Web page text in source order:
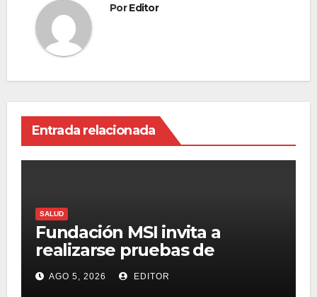
PorEditor
Entrada relacionada
SALUD
Fundación MSI invita a
realizarse pruebas de
detección de ITS tras la
temporada futbolera
AGO 5, 2026 EDITOR